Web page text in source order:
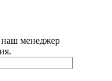
наш менеджер